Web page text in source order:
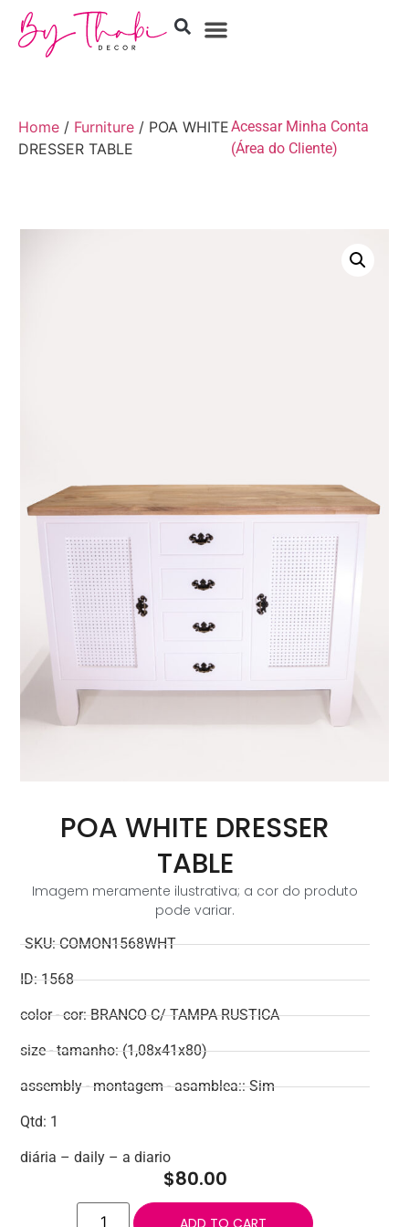
Home / Furniture / POA WHITE
DRESSER TABLE
Acessar Minha Conta
(Área do Cliente)
POA WHITE DRESSER
TABLE
Imagem meramente ilustrativa; a cor do produto
pode variar.
SKU: COMON1568WHT
ID: 1568
color - cor: BRANCO C/ TAMPA RUSTICA
size - tamanho: (1,08x41x80)
assembly - montagem - asamblea:: Sim
Qtd: 1
diária – daily – a diario
$80.00
ADD TO CART